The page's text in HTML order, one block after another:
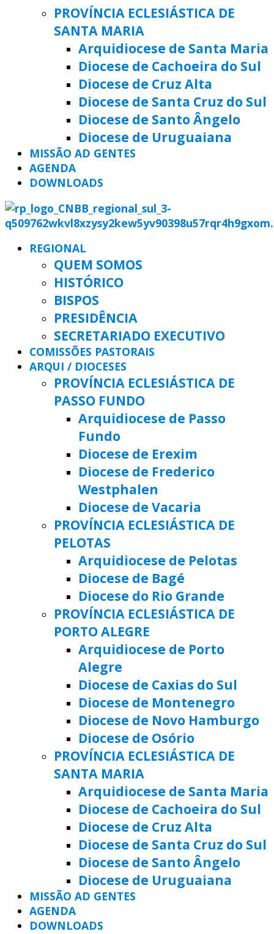
PROVÍNCIA ECLESIÁSTICA DE
SANTA MARIA
Arquidiocese de Santa Maria
Diocese de Cachoeira do Sul
Diocese de Cruz Alta
Diocese de Santa Cruz do Sul
Diocese de Santo Ângelo
Diocese de Uruguaiana
MISSÃO AD GENTES
AGENDA
DOWNLOADS
REGIONAL
QUEM SOMOS
HISTÓRICO
BISPOS
PRESIDÊNCIA
SECRETARIADO EXECUTIVO
COMISSÕES PASTORAIS
ARQUI / DIOCESES
PROVÍNCIA ECLESIÁSTICA DE
PASSO FUNDO
Arquidiocese de Passo
Fundo
Diocese de Erexim
Diocese de Frederico
Westphalen
Diocese de Vacaria
PROVÍNCIA ECLESIÁSTICA DE
PELOTAS
Arquidiocese de Pelotas
Diocese de Bagé
Diocese do Rio Grande
PROVÍNCIA ECLESIÁSTICA DE
PORTO ALEGRE
Arquidiocese de Porto
Alegre
Diocese de Caxias do Sul
Diocese de Montenegro
Diocese de Novo Hamburgo
Diocese de Osório
PROVÍNCIA ECLESIÁSTICA DE
SANTA MARIA
Arquidiocese de Santa Maria
Diocese de Cachoeira do Sul
Diocese de Cruz Alta
Diocese de Santa Cruz do Sul
Diocese de Santo Ângelo
Diocese de Uruguaiana
MISSÃO AD GENTES
AGENDA
DOWNLOADS